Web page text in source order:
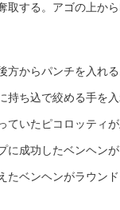
する。アゴの上か
方からパンチを入れ
持ち込で絞める手を
ていたピコロッティ
に成功したベンヘン
たベンヘンがラウン